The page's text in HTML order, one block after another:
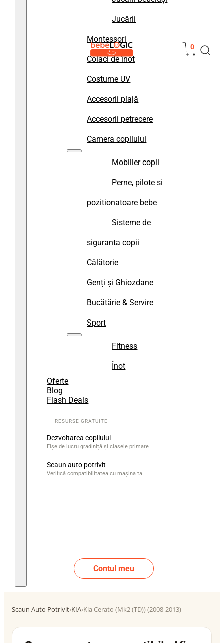
Jucării
Montessori
Colaci de înot
Costume UV
Accesorii plajă
Accesorii petrecere
Camera copilului
Mobilier copii
Perne, pilote si
pozitionatoare bebe
Sisteme de
siguranta copii
Călătorie
Genți și Ghiozdane
Bucătărie & Servire
Sport
Fitness
Înot
Oferte
Blog
Flash Deals
Dezvoltarea copilului
Fișe de lucru gradiniță și clasele primare
Scaun auto potrivit
Verifică compatibilitatea cu mașina ta
Contul meu
0
Scaun Auto Potrivit›KIA›Kia Cerato (Mk2 (TD)) (2008-2013)